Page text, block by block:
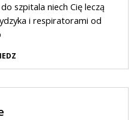
szpitala niech Cię leczą
i respiratorami od